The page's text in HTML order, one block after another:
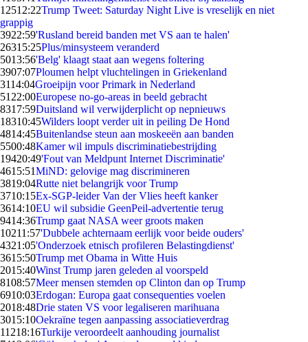
12512:22Trump Tweet: Saturday Night Live is vreselijk en niet
grappig
3922:59'Rusland bereid banden met VS aan te halen'
26315:25Plus/minsysteem veranderd
5013:56'Belg' klaagt staat aan wegens foltering
3907:07Ploumen helpt vluchtelingen in Griekenland
3114:04Groeipijn voor Primark in Nederland
51 22:00Europese no-go-areas in beeld gebracht
8317:59Duitsland wil verwijderplicht op nepnieuws
18310:45Wilders loopt verder uit in peiling De Hond
4814:45Buitenlandse steun aan moskeeën aan banden
5500:48Kamer wil impuls discriminatiebestrijding
19420:49'Fout van Meldpunt Internet Discriminatie'
4615:51MiND: gelovige mag discrimineren
3819:04Rutte niet belangrijk voor Trump
3710:15Ex-SGP-leider Van der Vlies heeft kanker
3614:10EU wil subsidie GeenPeil-advertentie terug
9414:36Trump gaat NASA weer groots maken
10211:57'Dubbele achternaam eerlijk voor beide ouders'
4321:05'Onderzoek etnisch profileren Belastingdienst'
3615:50Trump met Obama in Witte Huis
2015:40Winst Trump jaren geleden al voorspeld
8108:57Meer mensen stemden op Clinton dan op Trump
6910:03Erdogan: Europa gaat consequenties voelen
2018:48Drie staten VS voor legaliseren marihuana
3015:10Oekraïne tegen aanpassing associatieverdrag
11218:16Turkije veroordeelt aanhouding journalist